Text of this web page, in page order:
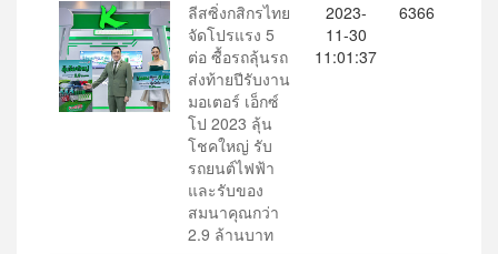
ลีสซิ่งกสิกรไทย
จัดโปรแรง 5
ต่อ ซื้อรถลุ้นรถ
ส่งท้ายปีรับงาน
มอเตอร์ เอ็กซ์
โป 2023 ลุ้น
โชคใหญ่ รับ
รถยนต์ไฟฟ้า
และรับของ
สมนาคุณกว่า
2.9 ล้านบาท
2023-
11-30
11:01:37
6366